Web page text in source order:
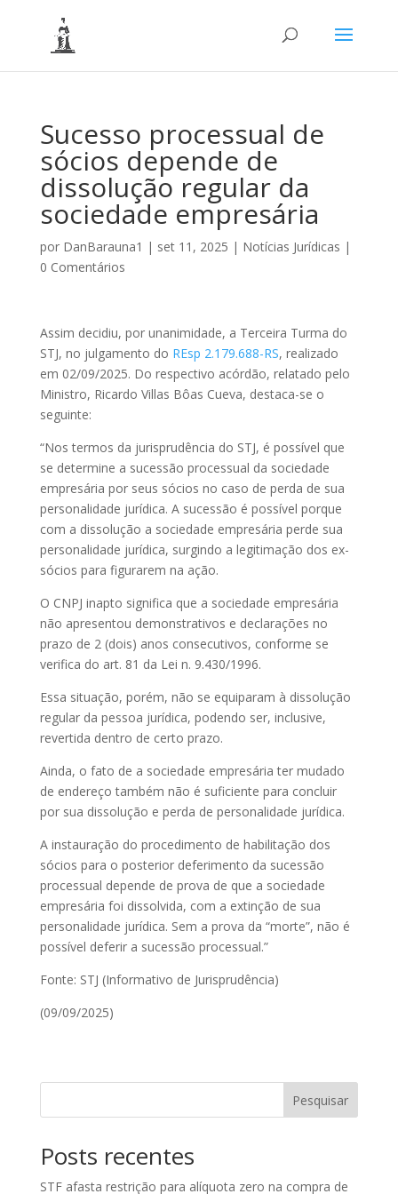
Sucesso processual de
sócios depende de
dissolução regular da
sociedade empresária
por DanBarauna1 | set 11, 2025 | Notícias Jurídicas |
0 Comentários
Assim decidiu, por unanimidade, a Terceira Turma do
STJ, no julgamento do REsp 2.179.688-RS, realizado
em 02/09/2025. Do respectivo acórdão, relatado pelo
Ministro, Ricardo Villas Bôas Cueva, destaca-se o
seguinte:
“Nos termos da jurisprudência do STJ, é possível que
se determine a sucessão processual da sociedade
empresária por seus sócios no caso de perda de sua
personalidade jurídica. A sucessão é possível porque
com a dissolução a sociedade empresária perde sua
personalidade jurídica, surgindo a legitimação dos ex-
sócios para figurarem na ação.
O CNPJ inapto significa que a sociedade empresária
não apresentou demonstrativos e declarações no
prazo de 2 (dois) anos consecutivos, conforme se
verifica do art. 81 da Lei n. 9.430/1996.
Essa situação, porém, não se equiparam à dissolução
regular da pessoa jurídica, podendo ser, inclusive,
revertida dentro de certo prazo.
Ainda, o fato de a sociedade empresária ter mudado
de endereço também não é suficiente para concluir
por sua dissolução e perda de personalidade jurídica.
A instauração do procedimento de habilitação dos
sócios para o posterior deferimento da sucessão
processual depende de prova de que a sociedade
empresária foi dissolvida, com a extinção de sua
personalidade jurídica. Sem a prova da “morte”, não é
possível deferir a sucessão processual.”
Fonte: STJ (Informativo de Jurisprudência)
(09/09/2025)
Pesquisar
Posts recentes
STF afasta restrição para alíquota zero na compra de